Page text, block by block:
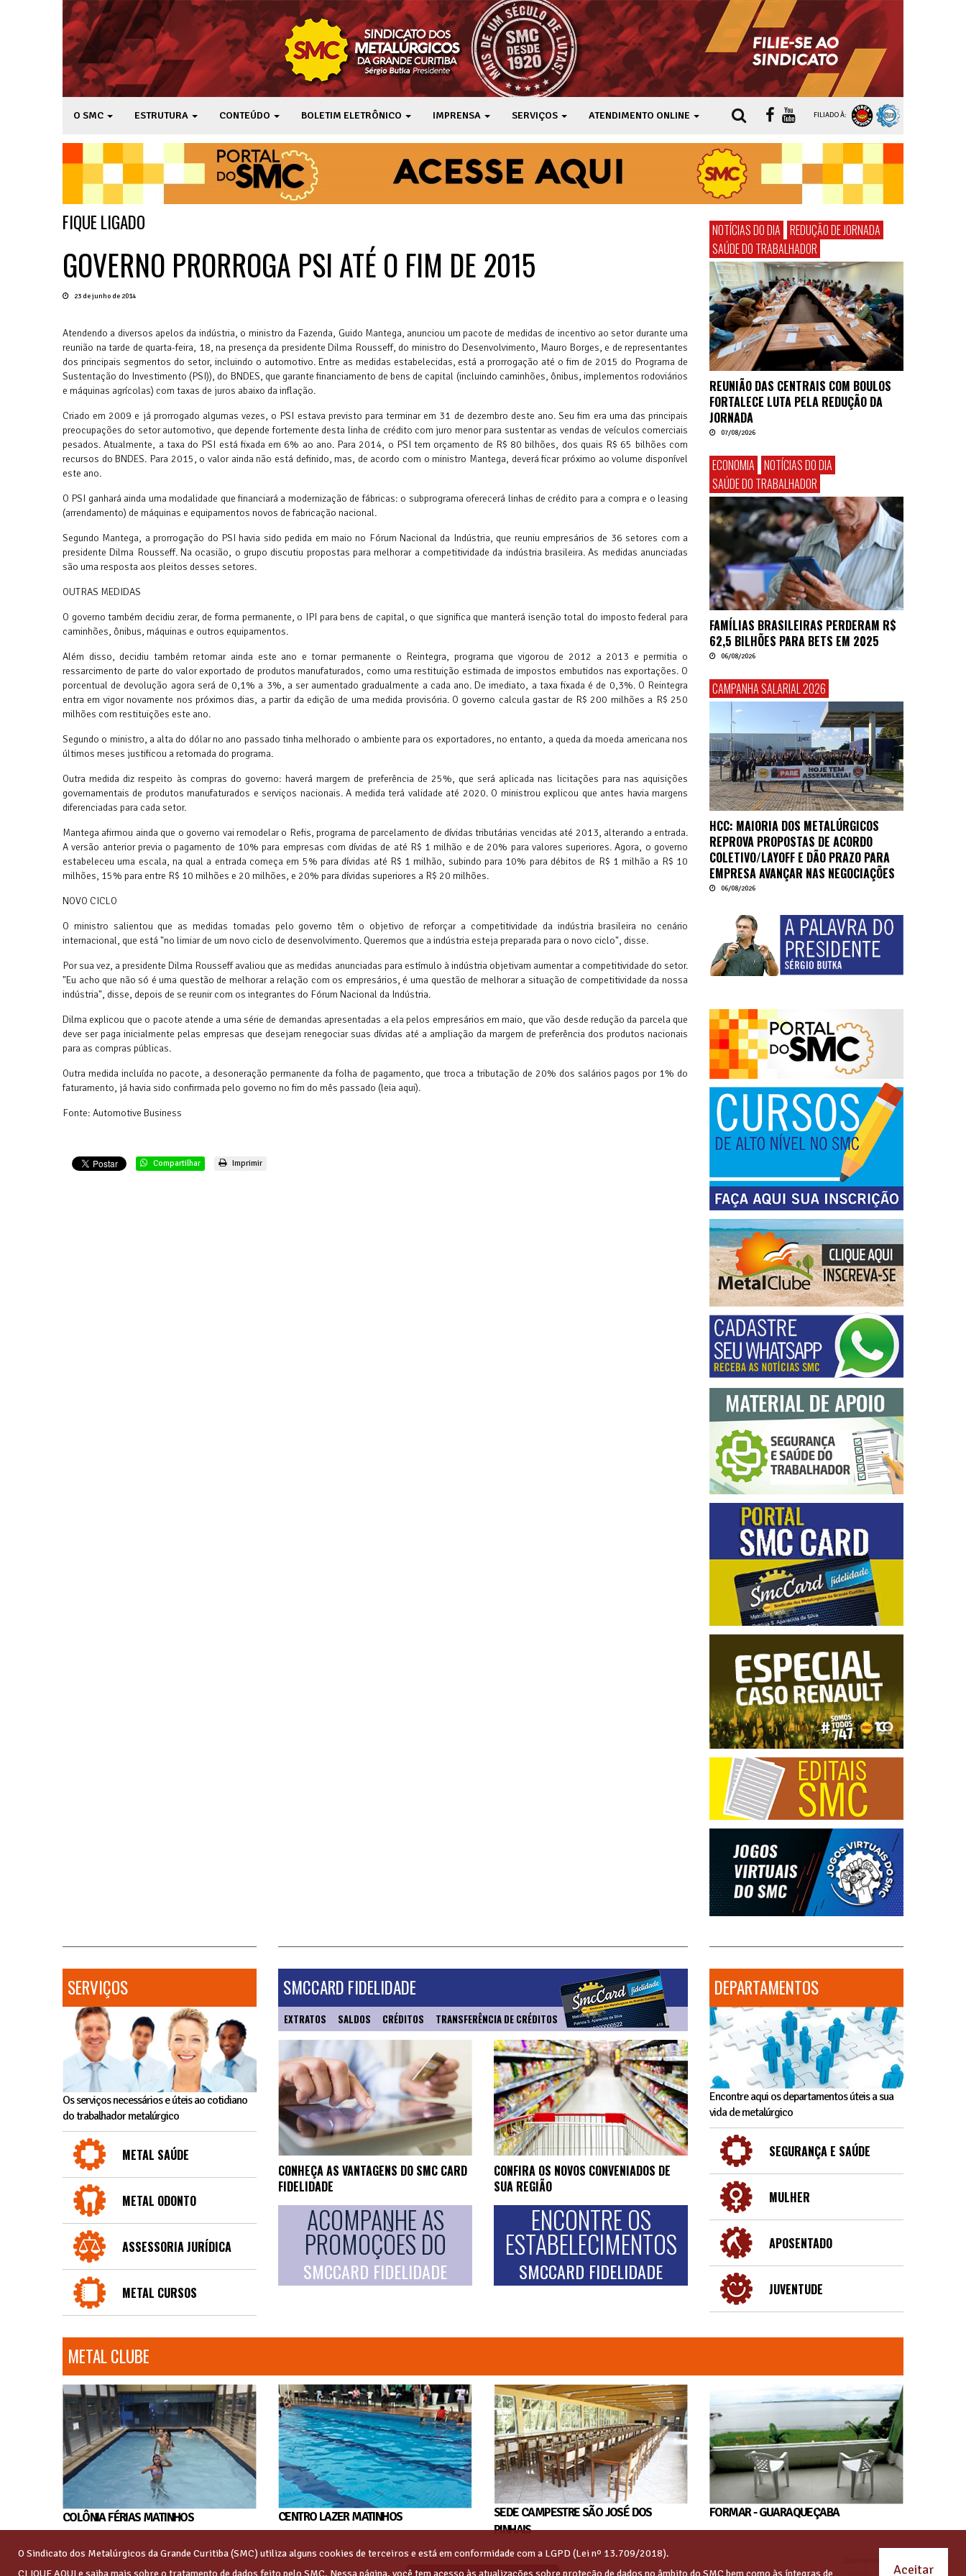
O SMC ESTRUTURA CONTEÚDO BOLETIM ELETRÔNICO IMPRENSA SERVIÇOS ATENDIMENTO ONLINE FILIADO À:
FIQUE LIGADO
GOVERNO PRORROGA PSI ATÉ O FIM DE 2015
23 de junho de 2014
Atendendo a diversos apelos da indústria, o ministro da Fazenda, Guido Mantega, anunciou um pacote de medidas de incentivo ao setor durante uma
reunião na tarde de quarta-feira, 18, na presença da presidente Dilma Rousseff, do ministro do Desenvolvimento, Mauro Borges, e de representantes
dos principais segmentos do setor, incluindo o automotivo. Entre as medidas estabelecidas, está a prorrogação até o fim de 2015 do Programa de
Sustentação do Investimento (PSI)), do BNDES, que garante financiamento de bens de capital (incluindo caminhões, ônibus, implementos rodoviários
e máquinas agrícolas) com taxas de juros abaixo da inflação.
Criado em 2009 e já prorrogado algumas vezes, o PSI estava previsto para terminar em 31 de dezembro deste ano. Seu fim era uma das principais
preocupações do setor automotivo, que depende fortemente desta linha de crédito com juro menor para sustentar as vendas de veículos comerciais
pesados. Atualmente, a taxa do PSI está fixada em 6% ao ano. Para 2014, o PSI tem orçamento de R$ 80 bilhões, dos quais R$ 65 bilhões com
recursos do BNDES. Para 2015, o valor ainda não está definido, mas, de acordo com o ministro Mantega, deverá ficar próximo ao volume disponível
este ano.
O PSI ganhará ainda uma modalidade que financiará a modernização de fábricas: o subprograma oferecerá linhas de crédito para a compra e o leasing
(arrendamento) de máquinas e equipamentos novos de fabricação nacional.
Segundo Mantega, a prorrogação do PSI havia sido pedida em maio no Fórum Nacional da Indústria, que reuniu empresários de 36 setores com a
presidente Dilma Rousseff. Na ocasião, o grupo discutiu propostas para melhorar a competitividade da indústria brasileira. As medidas anunciadas
são uma resposta aos pleitos desses setores.
OUTRAS MEDIDAS
O governo também decidiu zerar, de forma permanente, o IPI para bens de capital, o que significa que manterá isenção total do imposto federal para
caminhões, ônibus, máquinas e outros equipamentos.
Além disso, decidiu também retomar ainda este ano e tornar permanente o Reintegra, programa que vigorou de 2012 a 2013 e permitia o
ressarcimento de parte do valor exportado de produtos manufaturados, como uma restituição estimada de impostos embutidos nas exportações. O
porcentual de devolução agora será de 0,1% a 3%, a ser aumentado gradualmente a cada ano. De imediato, a taxa fixada é de 0,3%. O Reintegra
entra em vigor novamente nos próximos dias, a partir da edição de uma medida provisória. O governo calcula gastar de R$ 200 milhões a R$ 250
milhões com restituições este ano.
Segundo o ministro, a alta do dólar no ano passado tinha melhorado o ambiente para os exportadores, no entanto, a queda da moeda americana nos
últimos meses justificou a retomada do programa.
Outra medida diz respeito às compras do governo: haverá margem de preferência de 25%, que será aplicada nas licitações para nas aquisições
governamentais de produtos manufaturados e serviços nacionais. A medida terá validade até 2020. O ministrou explicou que antes havia margens
diferenciadas para cada setor.
Mantega afirmou ainda que o governo vai remodelar o Refis, programa de parcelamento de dívidas tributárias vencidas até 2013, alterando a entrada.
A versão anterior previa o pagamento de 10% para empresas com dívidas de até R$ 1 milhão e de 20% para valores superiores. Agora, o governo
estabeleceu uma escala, na qual a entrada começa em 5% para dívidas até R$ 1 milhão, subindo para 10% para débitos de R$ 1 milhão a R$ 10
milhões, 15% para entre R$ 10 milhões e 20 milhões, e 20% para dívidas superiores a R$ 20 milhões.
NOVO CICLO
O ministro salientou que as medidas tomadas pelo governo têm o objetivo de reforçar a competitividade da indústria brasileira no cenário
internacional, que está "no limiar de um novo ciclo de desenvolvimento. Queremos que a indústria esteja preparada para o novo ciclo", disse.
Por sua vez, a presidente Dilma Rousseff avaliou que as medidas anunciadas para estímulo à indústria objetivam aumentar a competitividade do setor.
"Eu acho que não só é uma questão de melhorar a relação com os empresários, é uma questão de melhorar a situação de competitividade da nossa
indústria", disse, depois de se reunir com os integrantes do Fórum Nacional da Indústria.
Dilma explicou que o pacote atende a uma série de demandas apresentadas a ela pelos empresários em maio, que vão desde redução da parcela que
deve ser paga inicialmente pelas empresas que desejam renegociar suas dívidas até a ampliação da margem de preferência dos produtos nacionais
para as compras públicas.
Outra medida incluída no pacote, a desoneração permanente da folha de pagamento, que troca a tributação de 20% dos salários pagos por 1% do
faturamento, já havia sido confirmada pelo governo no fim do mês passado (leia aqui).
Fonte: Automotive Business
Compartilhar Imprimir
NOTÍCIAS DO DIA REDUÇÃO DE JORNADA
SAÚDE DO TRABALHADOR
REUNIÃO DAS CENTRAIS COM BOULOS
FORTALECE LUTA PELA REDUÇÃO DA
JORNADA
07/08/2026
ECONOMIA NOTÍCIAS DO DIA
SAÚDE DO TRABALHADOR
FAMÍLIAS BRASILEIRAS PERDERAM R$
62,5 BILHÕES PARA BETS EM 2025
06/08/2026
CAMPANHA SALARIAL 2026
HCC: MAIORIA DOS METALÚRGICOS
REPROVA PROPOSTAS DE ACORDO
COLETIVO/LAYOFF E DÃO PRAZO PARA
EMPRESA AVANÇAR NAS NEGOCIAÇÕES
06/08/2026
SERVIÇOS
Os serviços necessários e úteis ao cotidiano
do trabalhador metalúrgico
METAL SAÚDE
METAL ODONTO
ASSESSORIA JURÍDICA
METAL CURSOS
SMCCARD FIDELIDADE
EXTRATOS SALDOS CRÉDITOS TRANSFERÊNCIA DE CRÉDITOS
CONHEÇA AS VANTAGENS DO SMC CARD
FIDELIDADE
ACOMPANHE AS
PROMOÇÕES DO
SMCCARD FIDELIDADE
CONFIRA OS NOVOS CONVENIADOS DE
SUA REGIÃO
ENCONTRE OS
ESTABELECIMENTOS
SMCCARD FIDELIDADE
DEPARTAMENTOS
Encontre aqui os departamentos úteis a sua
vida de metalúrgico
SEGURANÇA E SAÚDE
MULHER
APOSENTADO
JUVENTUDE
METAL CLUBE
COLÔNIA FÉRIAS MATINHOS CENTRO LAZER MATINHOS
SEDE CAMPESTRE SÃO JOSÉ DOS
PINHAIS
FORMAR - GUARAQUEÇABA
O Sindicato dos Metalúrgicos da Grande Curitiba (SMC) utiliza alguns cookies de terceiros e está em conformidade com a LGPD (Lei nº 13.709/2018).
CLIQUE AQUIe saiba mais sobre o tratamento de dados feito pelo SMC. Nessa página, você tem acesso às atualizações sobre proteção de dados no âmbito do SMC bem como às íntegras de Aceitar